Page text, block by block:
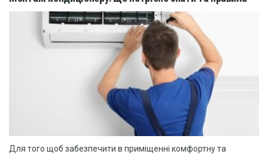
Для того щоб забезпечити в приміщенні комфортну та